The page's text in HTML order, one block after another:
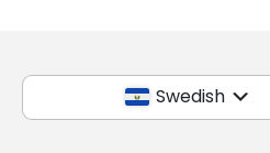
Swedish